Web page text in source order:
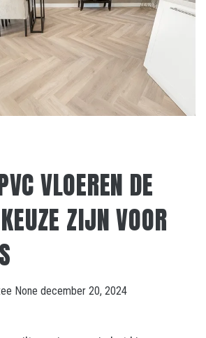
VLOEREN DE
ZIJN VOOR
None december 20, 2024